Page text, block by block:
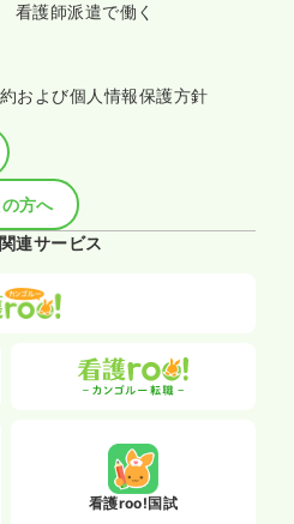
看護師派遣で働く
および個人情報保護方針
方へ
連サービス
看護roo!国試